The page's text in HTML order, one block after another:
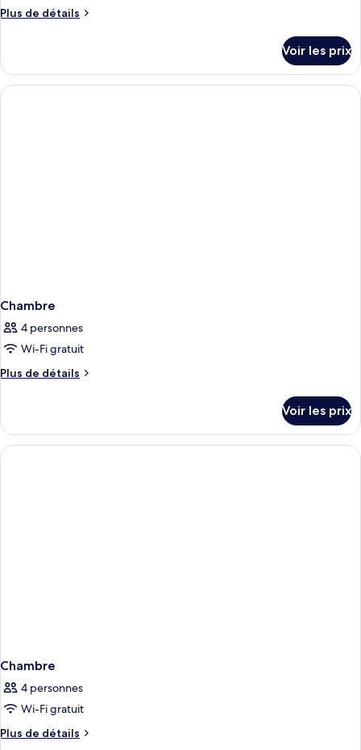
type
de
Deluxe
Room
Plus de détails
Plus
le
type
de
Voir les prix
Chambre
4 personnes
Wi-Fi gratuit
Plus de détails
Plus
le
type
de
Voir les prix
Chambre
4 personnes
Wi-Fi gratuit
Plus de détails
Plus